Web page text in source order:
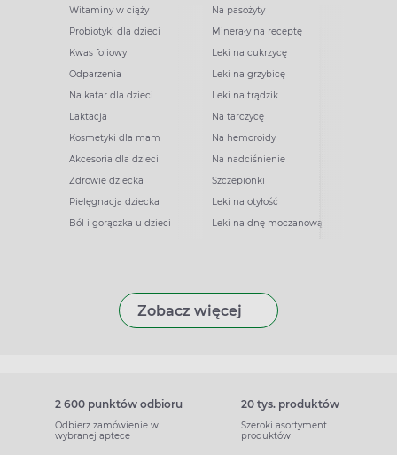
Witaminy w ciąży
Probiotyki dla dzieci
Kwas foliowy
Odparzenia
Na katar dla dzieci
Laktacja
Kosmetyki dla mam
Akcesoria dla dzieci
Zdrowie dziecka
Pielęgnacja dziecka
Ból i gorączka u dzieci
Na pasożyty
Minerały na receptę
Leki na cukrzycę
Leki na grzybicę
Leki na trądzik
Na tarczycę
Na hemoroidy
Na nadciśnienie
Szczepionki
Leki na otyłość
Leki na dnę moczanową
Zobacz więcej
2 600 punktów odbioru
Odbierz zamówienie w
wybranej aptece
20 tys. produktów
Szeroki asortyment
produktów